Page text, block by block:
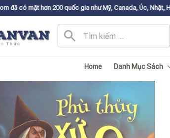
quốc gia như Mỹ, Canada, Úc, Nhật, Hàn, và các nước
Home Danh Mục Sách